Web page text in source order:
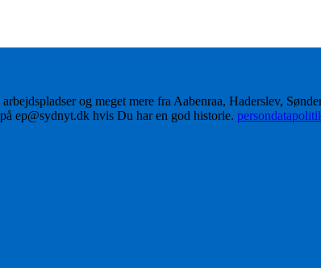
og meget mere fra Aabenraa, Haderslev,
ep@sydnyt.dk hvis Du har en god historie.